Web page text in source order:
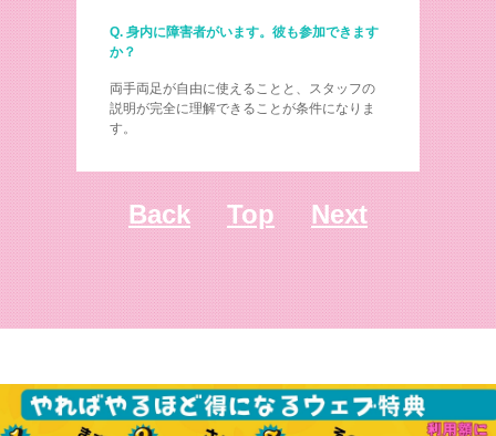
Q. 身内に障害者がいます。彼も参加できます
か？
両手両足が自由に使えることと、スタッフの
説明が完全に理解できることが条件になりま
す。
Back Top Next